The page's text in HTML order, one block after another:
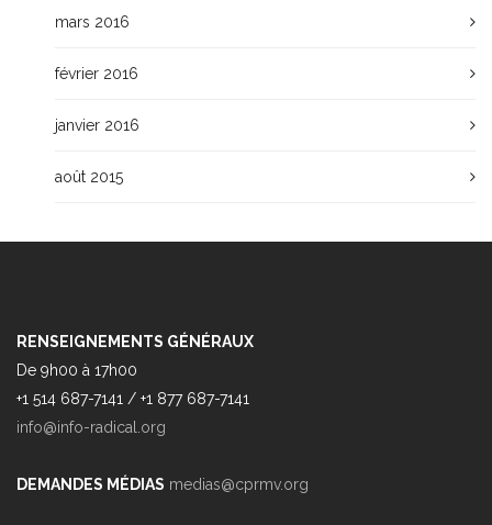
mars 2016
février 2016
janvier 2016
août 2015
RENSEIGNEMENTS GÉNÉRAUX
De 9h00 à 17h00
+1 514 687-7141 / +1 877 687-7141
info@info-radical.org
DEMANDES MÉDIAS medias@cprmv.org